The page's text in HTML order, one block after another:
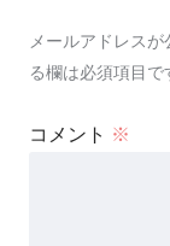
メールアドレスが
る欄は必須項目で
コメント ※